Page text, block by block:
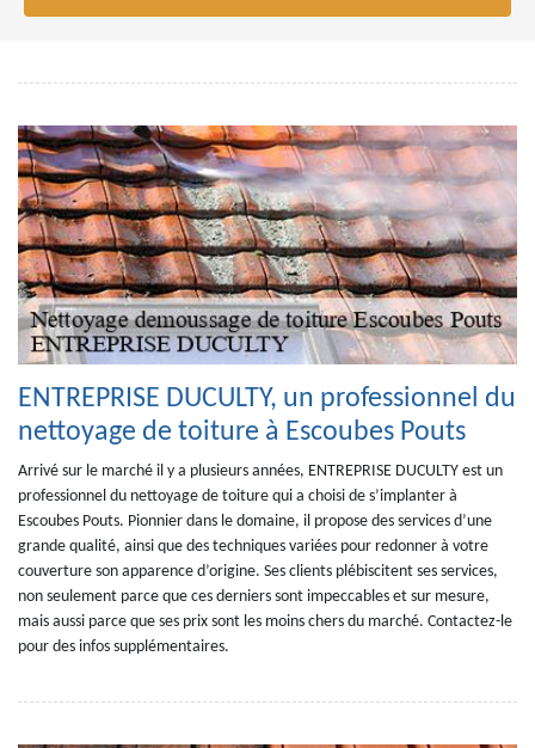
ENTREPRISE DUCULTY, un professionnel du
nettoyage de toiture à Escoubes Pouts
Arrivé sur le marché il y a plusieurs années, ENTREPRISE DUCULTY est un
professionnel du nettoyage de toiture qui a choisi de s’implanter à
Escoubes Pouts. Pionnier dans le domaine, il propose des services d’une
grande qualité, ainsi que des techniques variées pour redonner à votre
couverture son apparence d’origine. Ses clients plébiscitent ses services,
non seulement parce que ces derniers sont impeccables et sur mesure,
mais aussi parce que ses prix sont les moins chers du marché. Contactez-le
pour des infos supplémentaires.